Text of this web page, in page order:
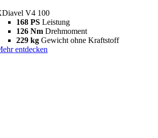
V4 100
168 PS Leistung
126 Nm Drehmoment
229 kg Gewicht ohne Kraftstoff
entdecken